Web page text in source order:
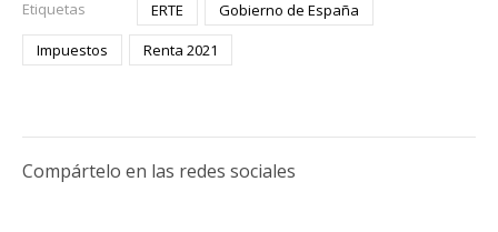
Etiquetas ERTE
Gobierno de España
Impuestos
Renta 2021
Compártelo en las redes sociales